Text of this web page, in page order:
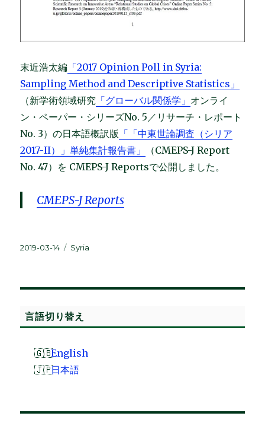
末近浩太編 「2017 Opinion Poll in Syria:
Sampling Method and Descriptive Statistics」
（新学術領域研究 「グローバル関係学」 オンライ
ン・ペーパー・シリーズNo. 5／リサーチ・レポート
No. 3）の日本語概訳版 「「中東世論調査（シリア
2017-II）」単純集計報告書」
（CMEPS-J Report
No. 47）を CMEPS-J Reportsで公開しました。
CMEPS-J Reports
投
2019-03-14
カ
Syria
言語切り替え
English
日本語